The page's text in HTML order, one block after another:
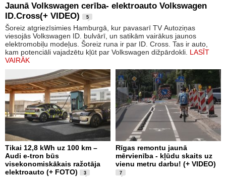
Jaunā Volkswagen cerība- elektroauto Volkswagen
ID.Cross(+ VIDEO)
5
Šoreiz atgriezīsimies Hamburgā, kur pavasarī TV Autoziņas
viesojās Volkswagen ID. bulvārī, un satikām vairākus jaunos
elektromobiļu modeļus. Šoreiz runa ir par ID. Cross. Tas ir auto,
kam potenciāli vajadzētu kļūt par Volkswagen dižpārdokli. LASĪT
VAIRĀK
Tikai 12,8 kWh uz 100 km –
Audi e-tron būs
visekonomiskākais ražotāja
elektroauto (+ FOTO)
3
Rīgas remontu jaunā
mērvienība - kļūdu skaits uz
vienu metru darbu! (+ VIDEO)
7